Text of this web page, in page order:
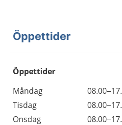
Öppettider
Öppettider
Dag
Öppettider
Kommentarer
Måndag
Tisdag
Onsdag